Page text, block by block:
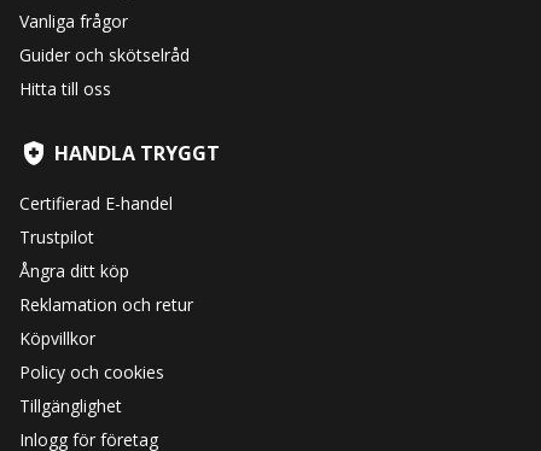
Vanliga frågor
Guider och skötselråd
Hitta till oss
HANDLA TRYGGT
Certifierad E-handel
Trustpilot
Ångra ditt köp
Reklamation och retur
Köpvillkor
Policy och cookies
Tillgänglighet
Inlogg för företag